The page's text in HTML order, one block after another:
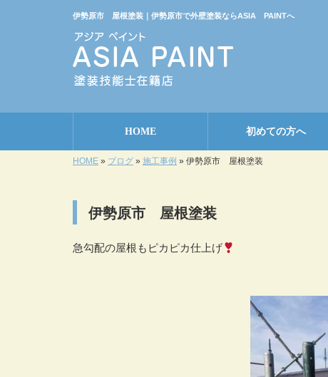
伊勢原市 屋根塗装｜伊勢原市で外壁塗装ならASIA PAINTへ
HOME 初めての方へ
HOME » ブログ » 施工事例 » 伊勢原市 屋根塗装
伊勢原市 屋根塗装
急勾配の屋根もピカピカ仕上げ